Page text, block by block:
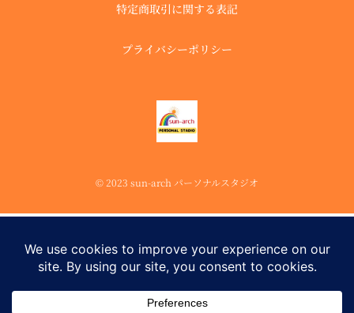
特定商取引に関する表記
プライバシーポリシー
© 2023 sun-arch パーソナルスタジオ